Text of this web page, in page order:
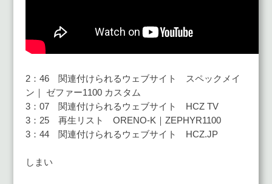
2：46 関連付けられるウェブサイト スペックメイ
ン｜ ゼファー1100 カスタム
3：07 関連付けられるウェブサイト HCZ TV
3：25 再生リスト ORENO-K｜ZEPHYR1100
3：44 関連付けられるウェブサイト HCZ.JP
しまい